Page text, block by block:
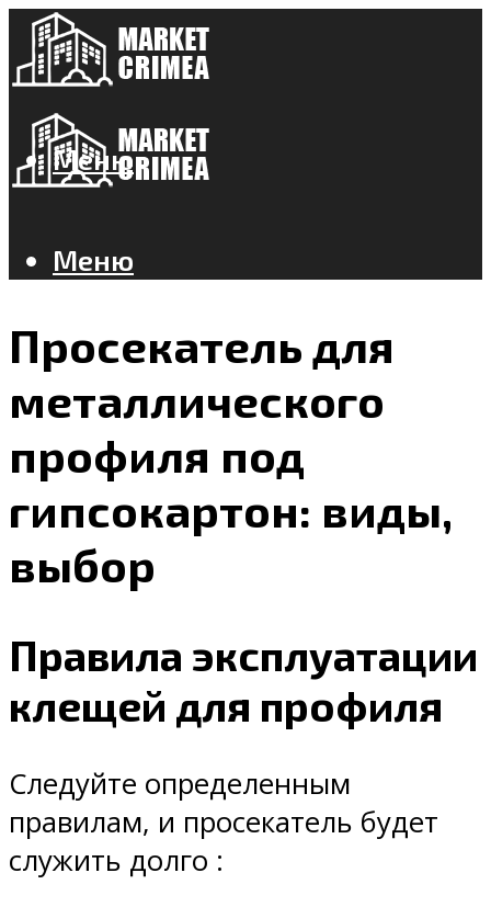
Меню
Меню
Просекатель для
металлического
профиля под
гипсокартон: виды,
выбор
Правила эксплуатации
клещей для профиля
Следуйте определенным
правилам, и просекатель будет
служить долго :